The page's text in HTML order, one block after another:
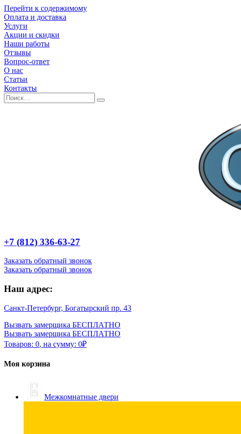
Перейти к содержимому
Оплата и доставка
Услуги
Акции и скидки
Наши работы
Отзывы
Вопрос-ответ
О нас
Статьи
Контакты
+7 (812) 336-63-27
Заказать обратный звонок
Заказать обратный звонок
Наш адрес:
Санкт-Петербург, Богатырский пр. 43
Вызвать замерщика БЕСПЛАТНО
Вызвать замерщика БЕСПЛАТНО
Товаров: 0, на сумму: 0₽
Моя корзина
Межкомнатные двери